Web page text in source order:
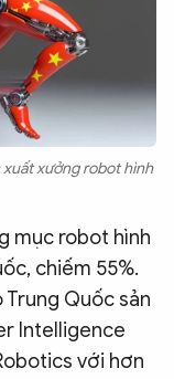
xưởng robot hình
mục robot hình
chiếm 55%.
Quốc sản
Intelligence
với hơn